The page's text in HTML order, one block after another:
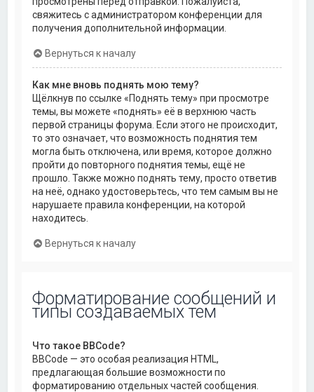
свяжитесь с администратором конференции для
получения дополнительной информации.
Вернуться к началу
Как мне вновь поднять мою тему?
Щёлкнув по ссылке «Поднять тему» при просмотре
темы, вы можете «поднять» её в верхнюю часть
первой страницы форума. Если этого не происходит,
то это означает, что возможность поднятия тем
могла быть отключена, или время, которое должно
пройти до повторного поднятия темы, ещё не
прошло. Также можно поднять тему, просто ответив
на неё, однако удостоверьтесь, что тем самым вы не
нарушаете правила конференции, на которой
находитесь.
Вернуться к началу
Форматирование сообщений и
типы создаваемых тем
Что такое BBCode?
BBCode — это особая реализация HTML,
предлагающая большие возможности по
форматированию отдельных частей сообщения.